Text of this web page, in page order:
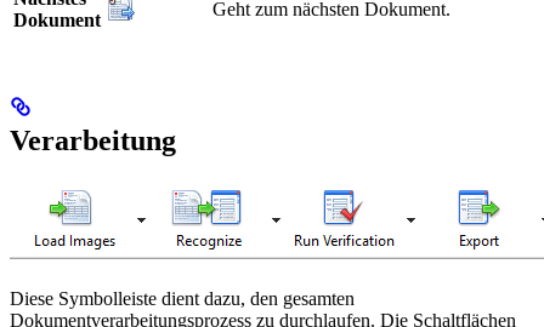
Dokument
Geht zum nächsten Dokument.
Verarbeitung
Diese Symbolleiste dient dazu, den gesamten
Dokumentverarbeitungsprozess zu durchlaufen. Die Schaltflächen